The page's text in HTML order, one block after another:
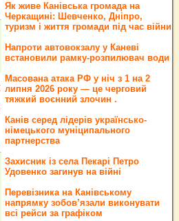
Як живе Канівська громада на
Черкащині: Шевченко, Дніпро,
туризм і життя громади під час війни
Напроти автовокзалу у Каневі
встановили рамку-розпилювач води
Масована атака РФ у ніч з 1 на 2
липня 2026 року — це черговий
тяжкий воєнний злочин .
Канів серед лідерів українсько-
німецького муніципального
партнерства
Захисник із села Пекарі Петро
Удовенко загинув на війні
Перевізника на Канівському
напрямку зобов’язали виконувати
всі рейси за графіком